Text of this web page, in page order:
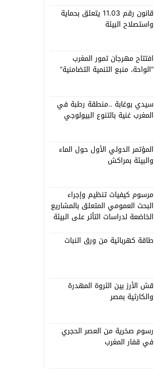
قانون رقم 11.03 يتعلق بحماية
واستصلاح البيئة
افتتاح مهرجان تمور المغرب
“الواحة، منبع التنمية التضامنية”
سيدي بوغابة ..منطقة رطبة في
المغرب غنية بالتنوع البيولوجي
المؤتمر الدولي الأول حول الماء
والبيئة بمراكش
مرسوم كيفيات تنظيم وإجراء
البحث العمومي المتعلق بالمشاريع
الخاضعة لدراسات التأثر على البيئة
طاقة كهربائية من ورق النبات
قش الأرز بين الثروة المهدرة
والكارثية بمصر
رسوم صخرية من العصر الحجري
في قفار المغرب